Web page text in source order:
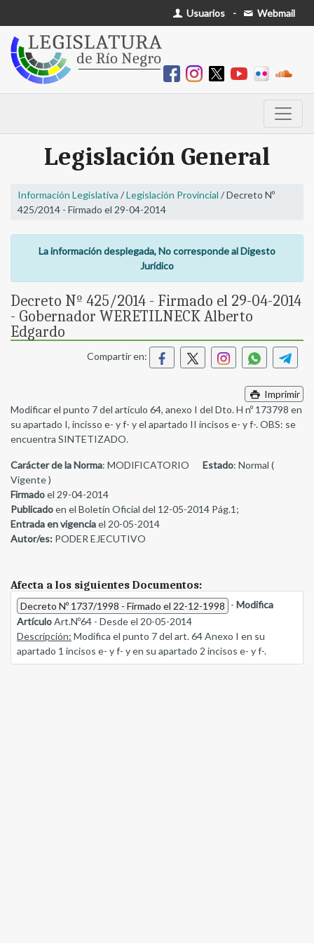
Usuarios - Webmail
Legislación General
Información Legislativa /Legislación Provincial / Decreto Nº
425/2014 - Firmado el 29-04-2014
La información desplegada, No corresponde al Digesto
Jurídico
Decreto Nº 425/2014 - Firmado el 29-04-2014
- Gobernador WERETILNECK Alberto
Edgardo
Compartir en:
Imprimir
Modificar el punto 7 del artículo 64, anexo I del Dto. H nº 173798 en
su apartado I, incisso e- y f- y el apartado II incisos e- y f-. OBS: se
encuentra SINTETIZADO.
Carácter de la Norma: MODIFICATORIO Estado: Normal (
Vigente )
Firmadoel 29-04-2014
Publicadoen el Boletín Oficial del 12-05-2014 Pág.1;
Entrada en vigenciael 20-05-2014
Autor/es: PODER EJECUTIVO
Afecta a los siguientes Documentos:
Decreto Nº 1737/1998 - Firmado el 22-12-1998 - Modifica
ArtículoArt.Nº64 - Desde el 20-05-2014
Descripción: Modifica el punto 7 del art. 64 Anexo I en su
apartado 1 incisos e- y f- y en su apartado 2 incisos e- y f-.